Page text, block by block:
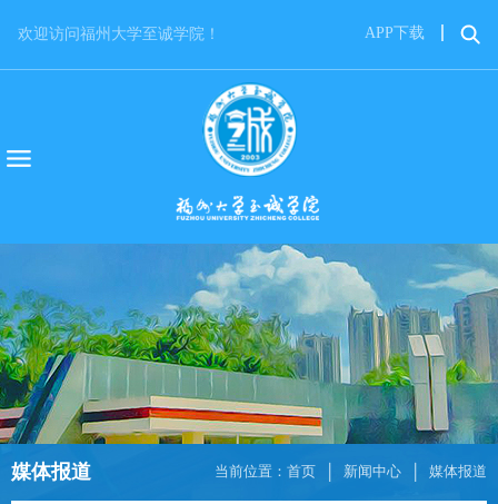
欢迎访问福州大学至诚学院！ APP下载
当前位置： 首页 新闻中心 媒体报道
媒体报道